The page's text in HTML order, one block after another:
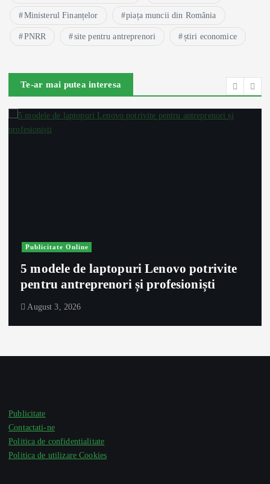
Ministerul Finanțelor piața muncii din România
PNRR site pentru antreprenori știri economice
Te-ar mai putea interesa
Publicitate Online
5 modele de laptopuri Lenovo potrivite
pentru antreprenori și profesioniști
August 3, 2026
Publicitate
Contactati-ne
Politica de confidentialitate
Politica de utilizare Cookies